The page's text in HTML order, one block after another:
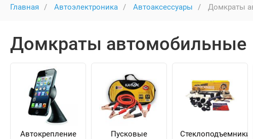
Главная Автоэлектроника Автоаксессуары Домкраты
Домкраты автомобильные
Автокрепление
Пусковые
Стеклоподъемники